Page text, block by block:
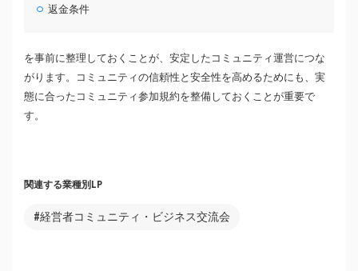
返金条件
を事前に整理しておくことが、安定したコミュニティ運営につな
がります。コミュニティの信頼性と安全性を高めるためにも、実
態に合ったコミュニティ参加規約を整備しておくことが重要で
す。
関連する業種別LP
#経営者コミュニティ・ビジネス交流会